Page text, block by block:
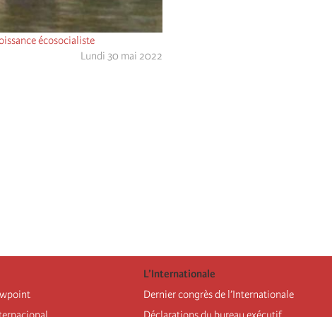
écosocialiste
Lundi 30 mai 2022
L’Internationale
Dernier congrès de l’Internationale